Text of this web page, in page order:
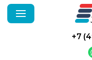
+7